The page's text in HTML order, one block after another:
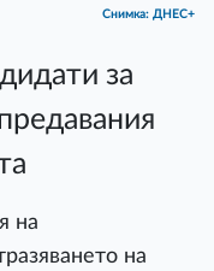
Снимка: ДНЕС+
за
на
на